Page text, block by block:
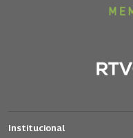
Institucional